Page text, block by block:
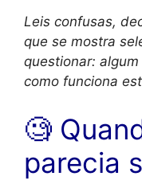
Leis confusas,
que se mostra
questionar:
como funciona
🧐
parecia